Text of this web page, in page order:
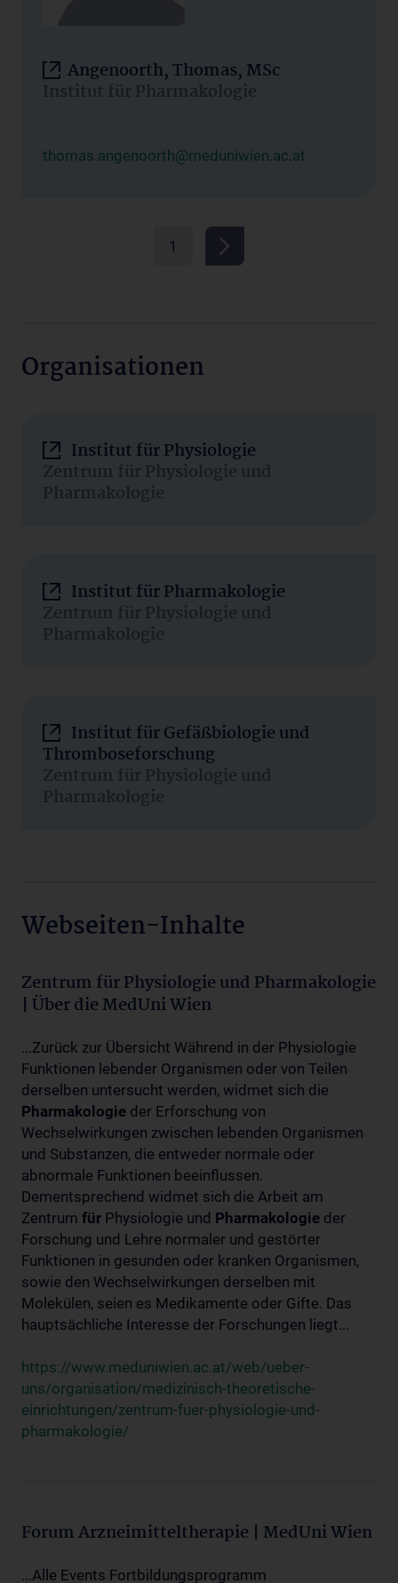
Angenoorth, Thomas, MSc
Institut für Pharmakologie
thomas.angenoorth@meduniwien.ac.at
1
Organisationen
Institut für Physiologie
Zentrum für Physiologie und
Pharmakologie
Institut für Pharmakologie
Zentrum für Physiologie und
Pharmakologie
Institut für Gefäßbiologie und
Thromboseforschung
Zentrum für Physiologie und
Pharmakologie
Webseiten-Inhalte
Zentrum für Physiologie und Pharmakologie
| Über die MedUni Wien
...Zurück zur Übersicht Während in der Physiologie
Funktionen lebender Organismen oder von Teilen
derselben untersucht werden, widmet sich die
Pharmakologie der Erforschung von
Wechselwirkungen zwischen lebenden Organismen
und Substanzen, die entweder normale oder
abnormale Funktionen beeinflussen.
Dementsprechend widmet sich die Arbeit am
Zentrum für Physiologie und Pharmakologie der
Forschung und Lehre normaler und gestörter
Funktionen in gesunden oder kranken Organismen,
sowie den Wechselwirkungen derselben mit
Molekülen, seien es Medikamente oder Gifte. Das
hauptsächliche Interesse der Forschungen liegt...
https://www.meduniwien.ac.at/web/ueber-
uns/organisation/medizinisch-theoretische-
einrichtungen/zentrum-fuer-physiologie-und-
pharmakologie/
Forum Arzneimitteltherapie | MedUni Wien
...Alle Events Fortbildungsprogramm